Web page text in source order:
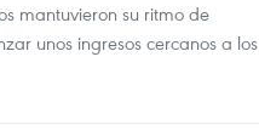
mantuvieron su ritmo de
unos ingresos cercanos a los